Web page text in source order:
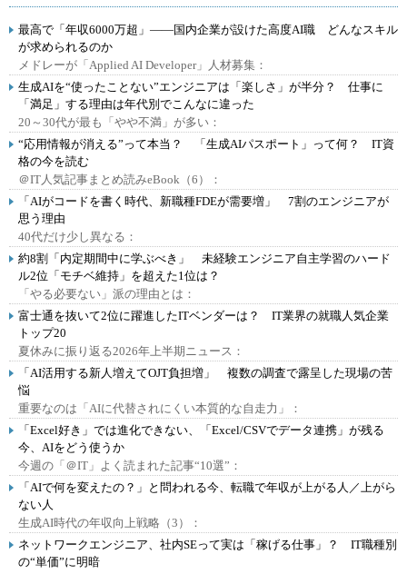
最高で「年収6000万超」――国内企業が設けた高度AI職 どんなスキル
が求められるのか
メドレーが「Applied AI Developer」人材募集：
生成AIを“使ったことない”エンジニアは「楽しさ」が半分？ 仕事に
「満足」する理由は年代別でこんなに違った
20～30代が最も「やや不満」が多い：
“応用情報が消える”って本当？ 「生成AIパスポート」って何？ IT資
格の今を読む
＠IT人気記事まとめ読みeBook（6）：
「AIがコードを書く時代、新職種FDEが需要増」 7割のエンジニアが
思う理由
40代だけ少し異なる：
約8割「内定期間中に学ぶべき」 未経験エンジニア自主学習のハード
ル2位「モチベ維持」を超えた1位は？
「やる必要ない」派の理由とは：
富士通を抜いて2位に躍進したITベンダーは？ IT業界の就職人気企業
トップ20
夏休みに振り返る2026年上半期ニュース：
「AI活用する新人増えてOJT負担増」 複数の調査で露呈した現場の苦
悩
重要なのは「AIに代替されにくい本質的な自走力」：
「Excel好き」では進化できない、「Excel/CSVでデータ連携」が残る
今、AIをどう使うか
今週の「＠IT」よく読まれた記事“10選”：
「AIで何を変えたの？」と問われる今、転職で年収が上がる人／上がら
ない人
生成AI時代の年収向上戦略（3）：
ネットワークエンジニア、社内SEって実は「稼げる仕事」？ IT職種別
の“単価”に明暗